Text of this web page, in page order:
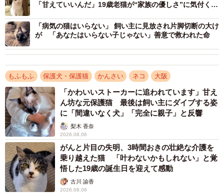
なぜか、オノ・ヨーコを聞くとソワソワする長明くん
Twitterで情報提供も呼びかけたんです。けれど、寄せられ
る情報は長明くんとは思えないようなものばかり。猫の死
骸情報ならまだしも、「元野良猫の黒猫なら、どれでもえ
えやろ？」や、「私も猫を飼っていましてね」なんて電話
をかけてくる人まで現れる始末。
「甘えていいんだ」19歳老猫が“家族の優しさ”に気付くま
「病気の猫はいらない」 飼い主に見放され片脚切断の大け
が 「あなたはいらない子じゃない」善意で救われた命
もふもふ 保護犬・保護猫 かんさい ネコ 大阪
「かわいいストーカーに追われています」甘え
ん坊な元保護猫 最後は飼い主にダイブする姿
に「間違いなく犬」「完全に親子」と反響
梨木 香奈
2026.08.06
がんと片目の失明、3時間おきの壮絶な介護を
乗り越えた猫 「叶わないかもしれない」と覚
悟した19歳の誕生日を迎えて感動
古川 諭香
2026.08.06